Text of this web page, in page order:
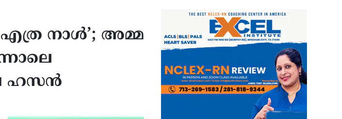
നാൾ’; അമ്മ
ഹസൻ